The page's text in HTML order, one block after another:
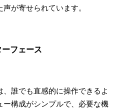
が寄せられています。
フェース
誰でも直感的に操作できるよ
ー構成がシンプルで、必要な機